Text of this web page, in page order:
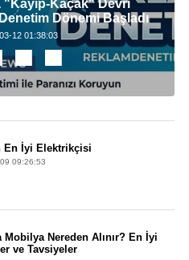
"Kayıp-Kaçak" Devri
Dönemi Başladı
12 01:38:03
En İyi Elektrikçisi
09:26:53
Mobilya Nereden Alınır? En İyi
ve Tavsiyeler